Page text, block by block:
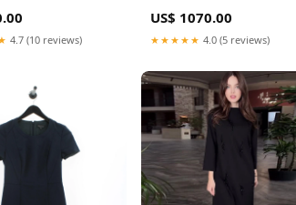
4.7 (10 reviews)
40 mm Model:TG - 3~400 V +
pływak
US$ 1070.00
★★★★★ 4.0 (5 reviews)